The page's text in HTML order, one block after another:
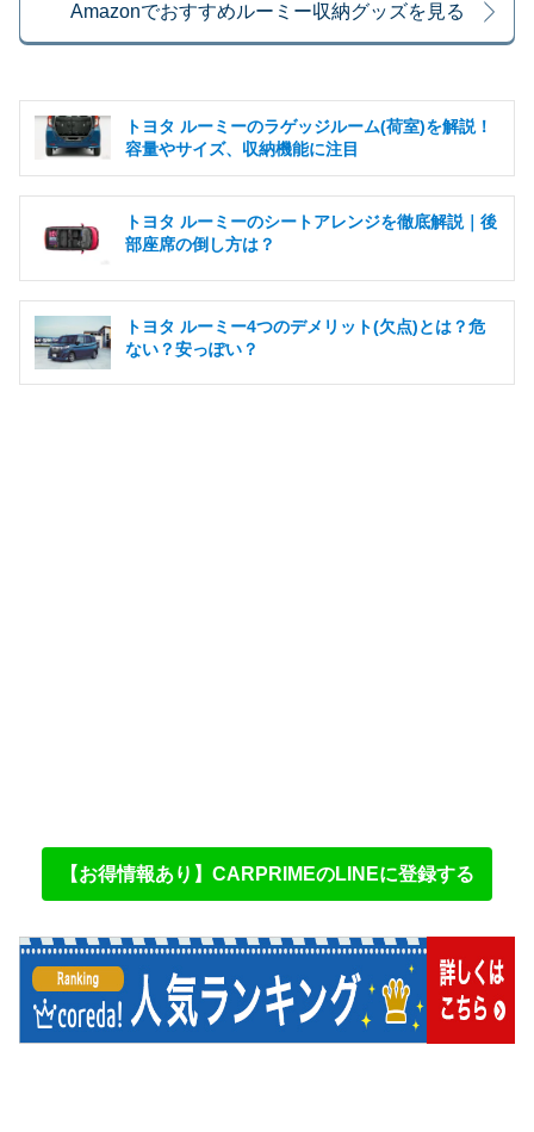
Amazonでおすすめルーミー収納グッズを見る
トヨタ ルーミーのラゲッジルーム(荷室)を解説！
容量やサイズ、収納機能に注目
トヨタ ルーミーのシートアレンジを徹底解説｜後
部座席の倒し方は？
トヨタ ルーミー4つのデメリット(欠点)とは？危
ない？安っぽい？
【お得情報あり】CARPRIMEのLINEに登録する